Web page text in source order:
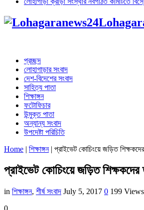
প্রচ্ছদ
লোহাগাড়ার সংবাদ
দেশ-বিদেশের সংবাদ
সাহিত্য পাতা
শিক্ষাঙ্গন
ফটোফিচার
উন্মুক্ত পাতা
অন্যান্য সংবাদ
উপদেষ্টা পরিচিতি
Home | শিক্ষাঙ্গন | প্রাইভেট কোচিংয়ে জড়িত শিক্ষকদের
প্রাইভেট কোচিংয়ে জড়িত শিক্ষকদের
in শিক্ষাঙ্গন, শীর্ষ সংবাদ July 5, 2017 0 199 Views
0